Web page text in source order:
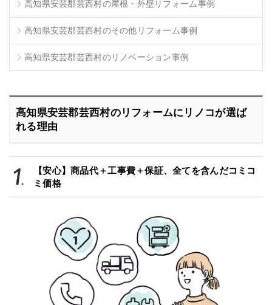
高知県安芸郡芸西村の屋根・外壁リフォーム事例
高知県安芸郡芸西村のその他リフォーム事例
高知県安芸郡芸西村のリノベーション事例
高知県安芸郡芸西村のリフォームにリノコが選ば
れる理由
【安心】商品代＋工事費＋保証、全てを含んだコミコ
ミ価格